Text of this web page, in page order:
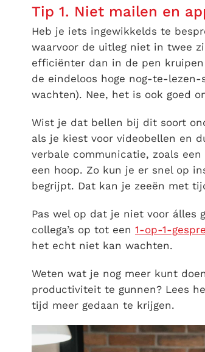
Tip 1. Niet mailen en
Heb je iets ingewikkelds te
waarvoor de uitleg niet in twee
efficiënter dan in de pen
de eindeloos hoge nog-te-
wachten). Nee, het is ook goed
Wist je dat bellen bij dit soort
als je kiest voor videobellen en
verbale communicatie, zoals
een hoop. Zo kun je er snel op
begrijpt. Dat kan je zeeën met
Pas wel op dat je niet voor álles
collega’s op tot een 1-op-1-
het echt niet kan wachten.
Weten wat je nog meer kunt
productiviteit te gunnen? Lees
tijd meer gedaan te krijgen.